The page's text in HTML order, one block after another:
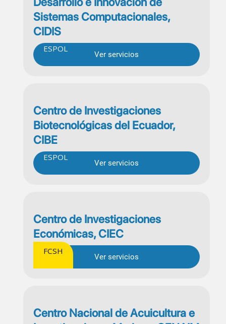
Sistemas Computacionales,
CIDIS
ESPOL
Ver servicios
Centro de Investigaciones
Biotecnológicas del Ecuador,
CIBE
ESPOL
Ver servicios
Centro de Investigaciones
Económicas, CIEC
FCSH
Ver servicios
Centro Nacional de Acuicultura e